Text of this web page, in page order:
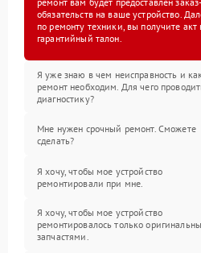
обязательств на ваше устройство.
по ремонту техники, вы получите
гарантийный талон.
Я уже знаю в чем неисправность и
ремонт необходим. Для чего
диагностику?
Мне нужен срочный ремонт. Сможете
сделать?
Я хочу, чтобы мое устройство
ремонтировали при мне.
Я хочу, чтобы мое устройство
ремонтировалось только
запчастями.